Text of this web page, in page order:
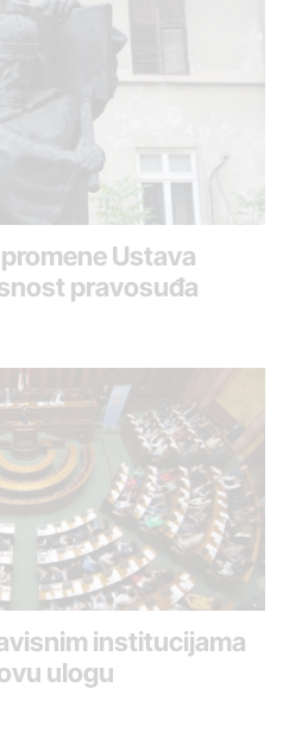
Ustava
pravosuđa
institucijama
ulogu